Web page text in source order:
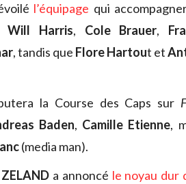
l’équipage qui
:Will Harris, Cole Brauer,
, tandis que Flore Hartout et
la Course des Caps sur
Baden, Camille Etienne,
(media man).
a annoncé le noyau dur